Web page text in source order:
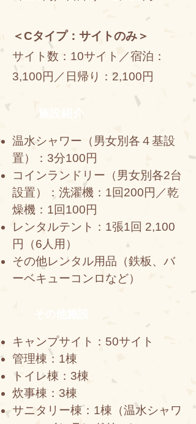
＜Cタイプ：サイトのみ＞
サイト数：10サイト／宿泊：
3,100円／日帰り：2,100円​
施設紹介
温水シャワー（男女別各４基設
置）：3分100円
コインランドリー（男女別各2台
設置）：洗濯機：1回200円／乾
燥機：1回100円
レンタルテント：1張1回 2,100
円（6人用）
その他レンタル用品（鉄板、バ
ーベキューコンロなど）
その他施設
キャンプサイト：50サイト
管理棟：1棟
トイレ棟：3棟
炊事棟：3棟
サニタリー棟：1棟（温水シャワ